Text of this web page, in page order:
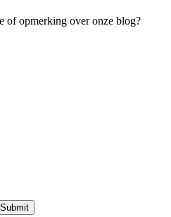
of opmerking over onze blog?
Submit